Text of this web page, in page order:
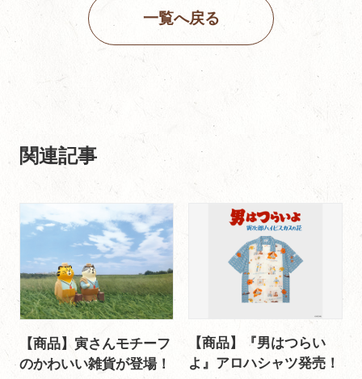
一覧へ戻る
関連記事
【商品】寅さんモチーフ
のかわいい雑貨が登場！
【商品】『男はつらい
よ』アロハシャツ発売！